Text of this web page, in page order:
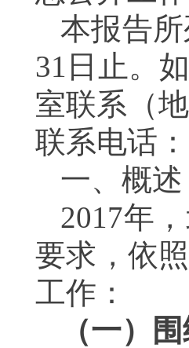
本报告
31日止。
室联系（
联系电话
一、概述
2017年
要求，依
工作：
（一）